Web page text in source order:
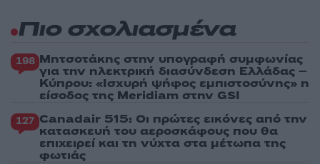
Πιο σχολιασμένα
198 Μητσοτάκης στην υπογραφή συμφωνίας
για την ηλεκτρική διασύνδεση Ελλάδας –
Κύπρου: «Ισχυρή ψήφος εμπιστοσύνης» η
είσοδος της Meridiam στην GSI
127 Canadair 515: Οι πρώτες εικόνες από την
κατασκευή του αεροσκάφους που θα
επιχειρεί και τη νύχτα στα μέτωπα της
φωτιάς